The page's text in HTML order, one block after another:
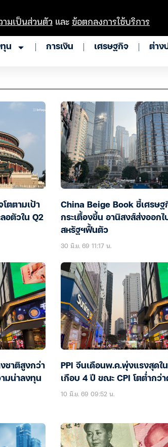
น การเงิน เศรษฐกิจ ต่าง
ตตามเป้า
อตัวใน Q2
China Beige Book ชี้เศรษฐ
กระเตื้องขึ้น อานิสงส์ส่งออกไ
สหรัฐฯฟื้นตัว
30 มิ.ย. 69 11:17 น.
งชาติสูงกว่า
มน่าลงทุน
PPI จีนเดือนพ.ค.พุ่งแรงสุดใ
เกือบ 4 ปี ขณะ CPI โตต่ำกว่า
10 มิ.ย. 69 09:52 น.
มเป็นส่วนตัว และข้อตกลงการใช้บริการ